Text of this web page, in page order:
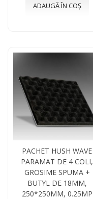
ADAUGĂ ÎN COȘ
PACHET HUSH WAVE
PARAMAT DE 4 COLI,
GROSIME SPUMA +
BUTYL DE 18MM,
250*250MM, 0.25MP